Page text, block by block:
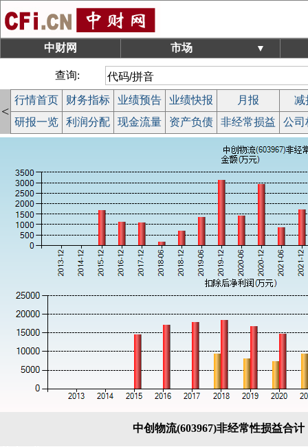
中财网 市场 ▼
查询:
<
行情首页 财务指标 业绩预告 业绩快报 月报
减
研报一览
利润分配 现金流量 资产负债 非经常损益 公司
中创物流(603967)非经常性损益合